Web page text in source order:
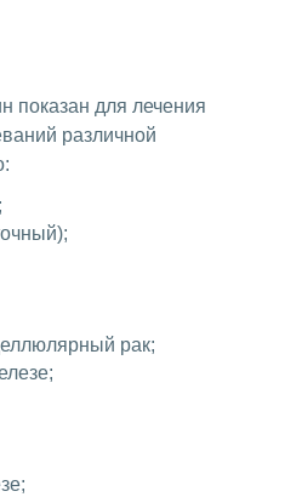
показан для лечения
различной
рак;